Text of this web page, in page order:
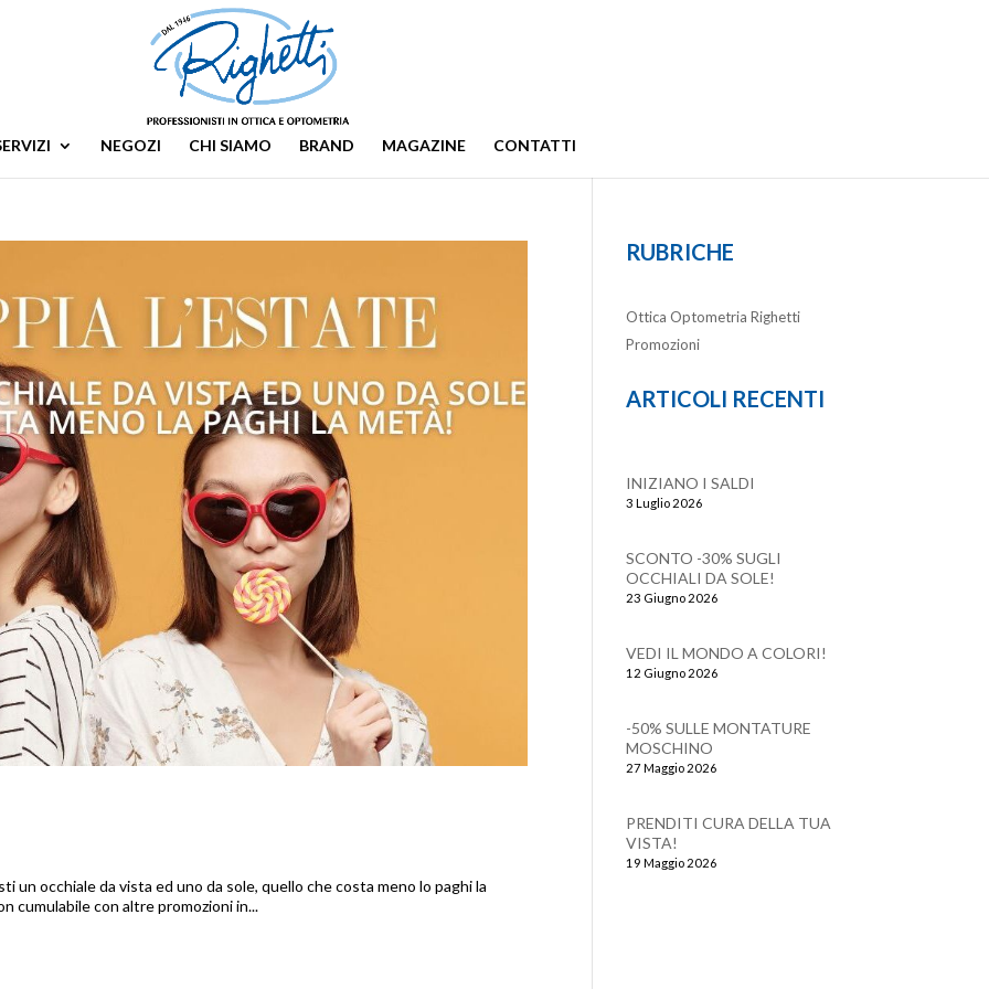
NEGOZI CHI SIAMO BRAND MAGAZINE CONTATTI
un occhiale da vista ed uno da sole, quello che costa meno lo paghi la
cumulabile con altre promozioni in...
RUBRICHE
Ottica Optometria Righetti
Promozioni
ARTICOLI RECENTI
INIZIANO I SALDI
3 Luglio 2026
SCONTO -30% SUGLI
OCCHIALI DA SOLE!
23 Giugno 2026
VEDI IL MONDO A COLORI!
12 Giugno 2026
-50% SULLE MONTATURE
MOSCHINO
27 Maggio 2026
PRENDITI CURA DELLA TUA
VISTA!
19 Maggio 2026